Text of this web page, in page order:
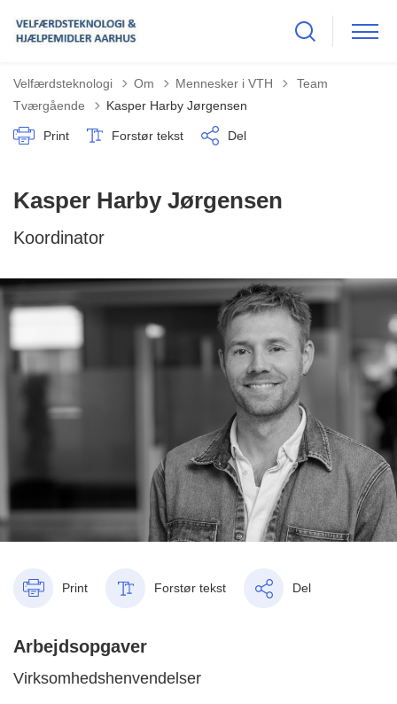
Velfærdsteknologi Om Mennesker i VTH Tilbage til
Team
Tværgående
Kasper Harby Jørgensen
Print Forstør tekst Del
Kasper Harby Jørgensen
Koordinator
Print Forstør tekst Del
Arbejdsopgaver
Virksomhedshenvendelser